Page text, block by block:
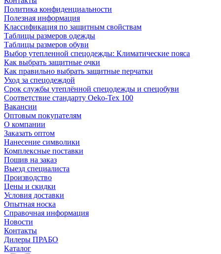
Политика конфиденциальности
Полезная информация
Классификация по защитным свойствам
Таблицы размеров одежды
Таблицы размеров обуви
Выбор утепленной спецодежды: Климатические пояса
Как выбрать защитные очки
Как правильно выбрать защитные перчатки
Уход за спецодеждой
Срок службы утеплённой спецодежды и спецобуви
Соответствие стандарту Oeko-Tex 100
Вакансии
Оптовым покупателям
О компании
Заказать оптом
Нанесение символики
Комплексные поставки
Пошив на заказ
Выезд специалиста
Производство
Цены и скидки
Условия доставки
Опытная носка
Справочная информация
Новости
Контакты
Дилеры ПРАБО
Каталог